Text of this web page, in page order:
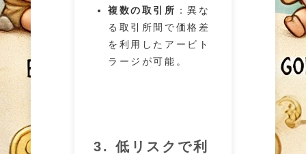
複数の取引所 ：異な
る取引所間で価格差
を利用したアービト
ラージが可能。
3. 低リスクで利